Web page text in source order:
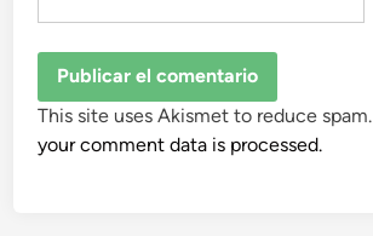
This site uses Akismet to reduce spam.
your comment data is processed.